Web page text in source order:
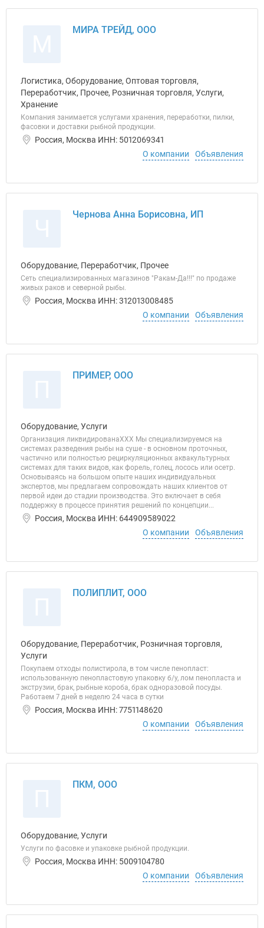
МИРА ТРЕЙД, ООО
Логистика, Оборудование, Оптовая торговля,
Переработчик, Прочее, Розничная торговля, Услуги,
Хранение
Компания занимается услугами хранения, переработки, пилки,
фасовки и доставки рыбной продукции.
Россия, Москва ИНН: 5012069341
О компании
Объявления
Чернова Анна Борисовна, ИП
Оборудование, Переработчик, Прочее
Сеть специализированных магазинов "Ракам-Да!!!" по продаже
живых раков и северной рыбы.
Россия, Москва ИНН: 312013008485
О компании
Объявления
ПРИМЕР, ООО
Оборудование, Услуги
Организация ликвидированаХХХ Мы специализируемся на
системах разведения рыбы на суше - в основном проточных,
частично или полностью рециркуляционных аквакультурных
системах для таких видов, как форель, голец, лосось или осетр.
Основываясь на большом опыте наших индивидуальных
экспертов, мы предлагаем сопровождать наших клиентов от
первой идеи до стадии производства. Это включает в себя
поддержку в процессе принятия решений по концепции...
Россия, Москва ИНН: 644909589022
О компании
Объявления
ПОЛИПЛИТ, ООО
Оборудование, Переработчик, Розничная торговля,
Услуги
Покупаем отходы полистирола, в том числе пенопласт:
использованную пенопластовую упаковку б/у, лом пенопласта и
экструзии, брак, рыбные короба, брак одноразовой посуды.
Работаем 7 дней в неделю 24 часа в сутки
Россия, Москва ИНН: 7751148620
О компании
Объявления
ПКМ, ООО
Оборудование, Услуги
Услуги по фасовке и упаковке рыбной продукции.
Россия, Москва ИНН: 5009104780
О компании
Объявления